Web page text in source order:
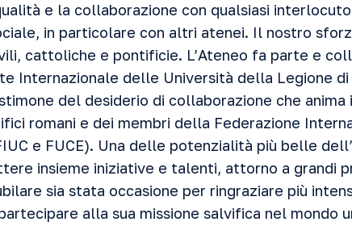
e la collaborazione con qualsiasi
in particolare con altri atenei. Il nostro
cattoliche e pontificie. L’Ateneo fa parte e
Internazionale delle Università della Legione
del desiderio di collaborazione che
romani e dei membri della Federazione
e FUCE). Una delle potenzialità più belle
insieme iniziative e talenti, attorno a grandi
sia stata occasione per ringraziare più
alla sua missione salvifica nel mondo